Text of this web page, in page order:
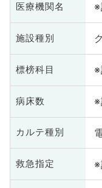
医療機関名
施設種別
標榜科目
病床数
カルテ種別
救急指定